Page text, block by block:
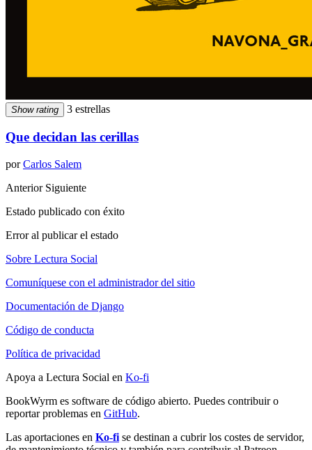
Show rating 3 estrellas
Que decidan las cerillas
porCarlos Salem
Anterior Siguiente
Estado publicado con éxito
Error al publicar el estado
Sobre Lectura Social
Comuníquese con el administrador del sitio
Documentación de Django
Código de conducta
Política de privacidad
Apoya a Lectura Social en Ko-fi
BookWyrm es software de código abierto. Puedes contribuir o
reportar problemas en GitHub.
Las aportaciones en Ko-fi se destinan a cubrir los costes de servidor,